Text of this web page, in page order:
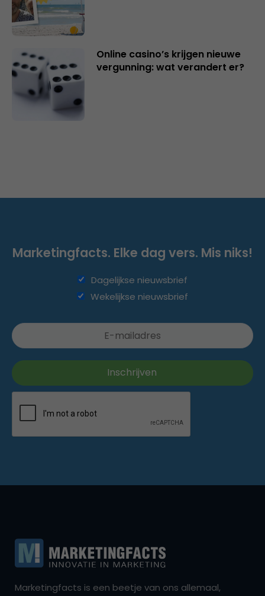
Online casino’s krijgen nieuwe
vergunning: wat verandert er?
Marketingfacts. Elke dag vers. Mis niks!
Dagelijkse nieuwsbrief
Wekelijkse nieuwsbrief
Marketingfacts is een beetje van ons allemaal,